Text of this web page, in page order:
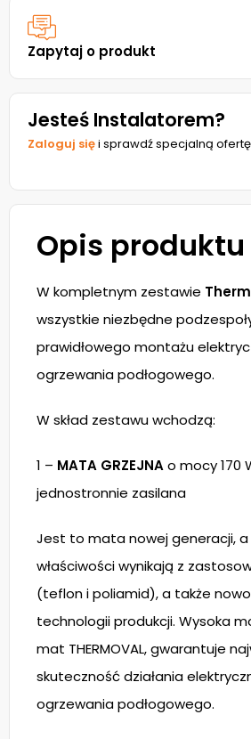
Zapytaj o produkt
Jesteś Instalatorem?
Zaloguj sięi sprawdź specjalną
Opis produktu
W kompletnym zestawie
wszystkie niezbędne
prawidłowego montażu
ogrzewania podłogowego.
W skład zestawu wchodzą:
1 – MATA GRZEJNAo mocy 170
jednostronnie zasilana
Jest to mata nowej generacji, a
właściwości wynikają z
(teflon i poliamid), a także
technologii produkcji. Wysoka
mat THERMOVAL, gwarantuje
skuteczność działania
ogrzewania podłogowego.